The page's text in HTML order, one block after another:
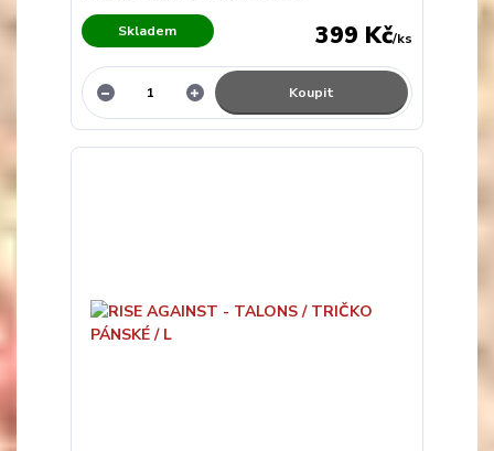
399 Kč/ks
Skladem
Koupit